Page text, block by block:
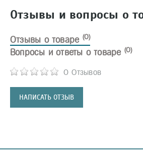
Отзывы и вопросы о
Отзывы о товаре (0)
0 Отзывов
НАПИСАТЬ ОТЗЫВ
Вопросы и ответы о товаре (0)